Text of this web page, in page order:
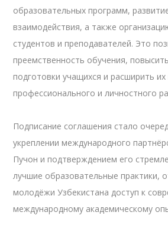
образовательных программ,
взаимодействия, а также
студентов и преподавателей. Это
преемственность обучения,
подготовки учащихся и расширить
профессионального и личностного
Подписание соглашения стало
укреплении международного
Пучон и подтверждением его
лучшие образовательные практики,
молодёжи Узбекистана доступ к
международному академическому